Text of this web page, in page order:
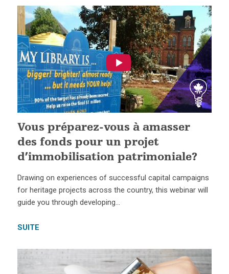
Vous préparez-vous à amasser
des fonds pour un projet
d’immobilisation patrimoniale?
Drawing on experiences of successful capital campaigns
for heritage projects across the country, this webinar will
guide you through developing…
SUITE